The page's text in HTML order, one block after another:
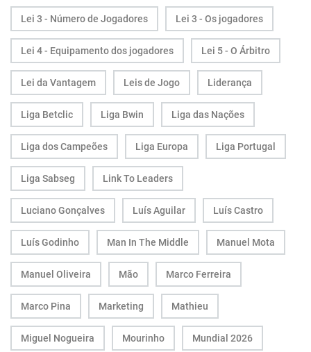
Lei 3 - Número de Jogadores Lei 3 - Os jogadores
Lei 4 - Equipamento dos jogadores Lei 5 - O Árbitro
Lei da Vantagem Leis de Jogo Liderança
Liga Betclic Liga Bwin Liga das Nações
Liga dos Campeões Liga Europa Liga Portugal
Liga Sabseg Link To Leaders
Luciano Gonçalves Luís Aguilar Luís Castro
Luís Godinho Man In The Middle Manuel Mota
Manuel Oliveira Mão Marco Ferreira
Marco Pina Marketing Mathieu
Miguel Nogueira Mourinho Mundial 2026